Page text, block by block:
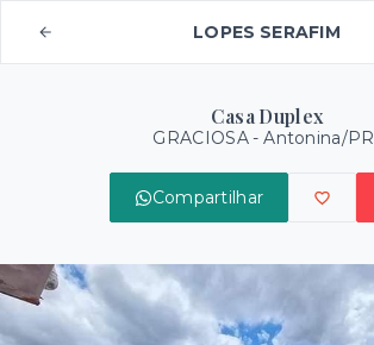
LOPES SERAFIM
Casa Duplex
GRACIOSA - Antonina/PR
Compartilhar